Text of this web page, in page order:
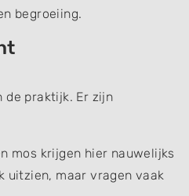
begroeiing.
de praktijk. Er zijn
mos krijgen hier nauwelijks
uitzien, maar vragen vaak